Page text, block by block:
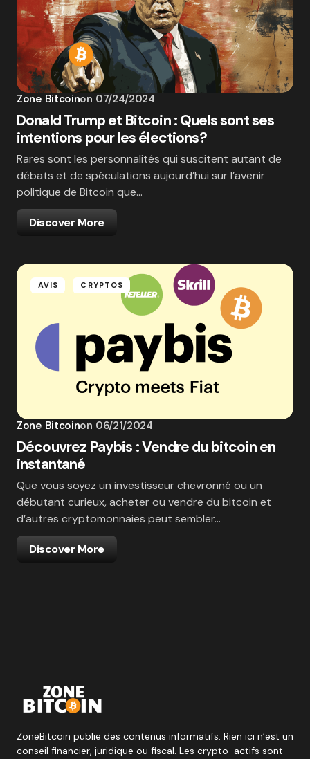
Zone Bitcoinon 07/24/2024
Donald Trump et Bitcoin : Quels sont ses
intentions pour les élections?
Rares sont les personnalités qui suscitent autant de
débats et de spéculations aujourd’hui sur l’avenir
politique de Bitcoin que…
Discover More
AVIS CRYPTOS
Zone Bitcoinon 06/21/2024
Découvrez Paybis : Vendre du bitcoin en
instantané
Que vous soyez un investisseur chevronné ou un
débutant curieux, acheter ou vendre du bitcoin et
d’autres cryptomonnaies peut sembler…
Discover More
ZoneBitcoin publie des contenus informatifs. Rien ici n’est un
conseil financier, juridique ou fiscal. Les crypto-actifs sont